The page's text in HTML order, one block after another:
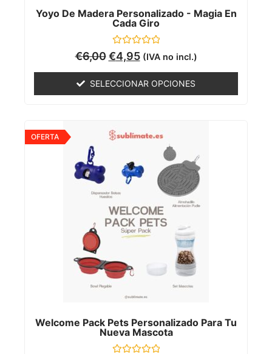
Yoyo De Madera Personalizado - Magia En
Cada Giro
Valorado
con
5
€6,00 €4,95 (IVA no incl.)
SELECCIONAR OPCIONES
Welcome Pack Pets Personalizado Para Tu
Nueva Mascota
OFERTA